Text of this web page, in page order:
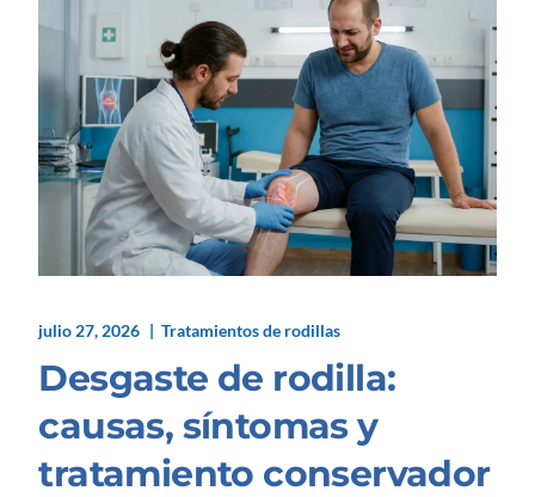
julio 27, 2026 Tratamientos de rodillas
Desgaste de rodilla:
causas, síntomas y
tratamiento conservador